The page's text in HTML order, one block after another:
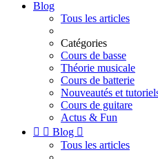
Blog
Tous les articles
Catégories
Cours de basse
Théorie musicale
Cours de batterie
Nouveautés et
Cours de guitare
Actus & Fun
  Blog 
Tous les articles